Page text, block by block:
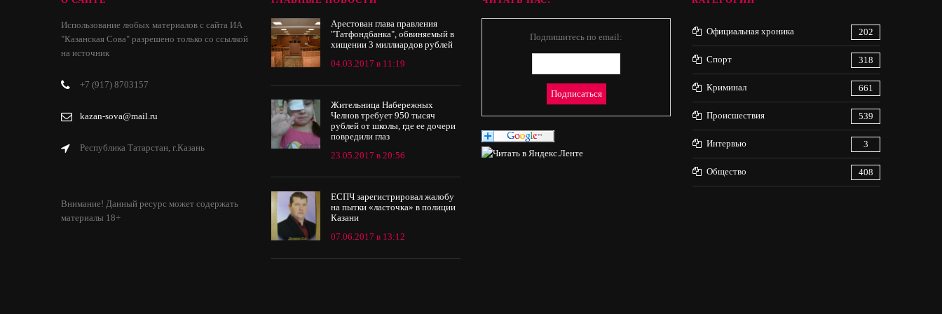
Использование любых материалов с сайта ИА
"Казанская Сова" разрешено только со ссылкой
на источник
+7 (917) 8703157
kazan-sova@mail.ru
Республика Татарстан, г.Казань
Внимание! Данный ресурс может содержать
материалы 18+
Арестован глава правления
"Татфондбанка", обвиняемый в
хищении 3 миллиардов рублей
04.03.2017 в 11:19
Жительница Набережных
Челнов требует 950 тысяч
рублей от школы, где ее дочери
повредили глаз
23.05.2017 в 20:56
ЕСПЧ зарегистрировал жалобу
на пытки «ласточка» в полиции
Казани
07.06.2017 в 13:12
Подпишитесь по email:
Официальная хроника 202
Спорт 318
Криминал 661
Происшествия 539
Интервью 3
Общество 408